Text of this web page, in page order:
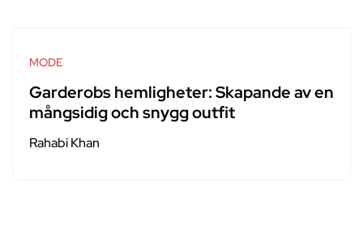
MODE
Garderobs hemligheter: Skapande av en
mångsidig och snygg outfit
Rahabi Khan